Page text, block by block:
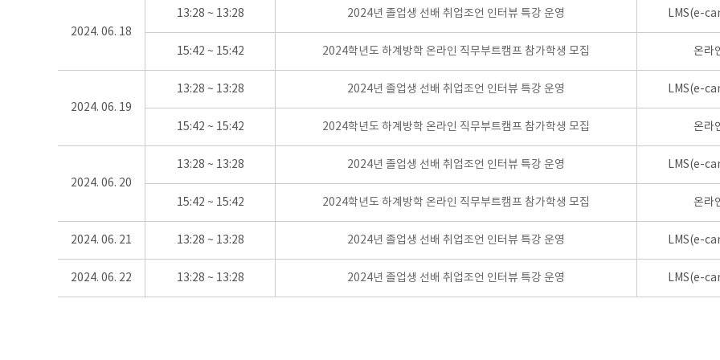
2024. 06. 18
13:28 ~ 13:28 2024년 졸업생 선배 취업조언 인터뷰 특강 운영 LMS(e-
15:42 ~ 15:42 2024학년도 하계방학 온라인 직무부트캠프 참가학생 모집 온라
2024. 06. 19
13:28 ~ 13:28 2024년 졸업생 선배 취업조언 인터뷰 특강 운영 LMS(e-
15:42 ~ 15:42 2024학년도 하계방학 온라인 직무부트캠프 참가학생 모집 온라
2024. 06. 20
13:28 ~ 13:28 2024년 졸업생 선배 취업조언 인터뷰 특강 운영 LMS(e-
15:42 ~ 15:42 2024학년도 하계방학 온라인 직무부트캠프 참가학생 모집 온라
2024. 06. 21 13:28 ~ 13:28 2024년 졸업생 선배 취업조언 인터뷰 특강 운영 LMS(e-
2024. 06. 22 13:28 ~ 13:28 2024년 졸업생 선배 취업조언 인터뷰 특강 운영 LMS(e-